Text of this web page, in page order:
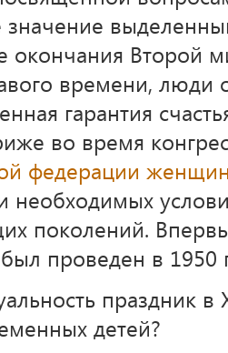
окончания Второй
времени, люди
гарантия
во время
федерации
необходимых
поколений.
был проведен в 1950
праздник
детей?